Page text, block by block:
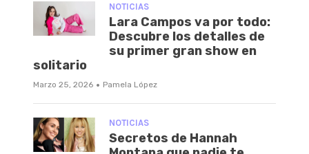
NOTICIAS
Lara Campos va por todo:
Descubre los detalles de
su primer gran show en
solitario
Marzo 25, 2026 · Pamela López
NOTICIAS
Secretos de Hannah